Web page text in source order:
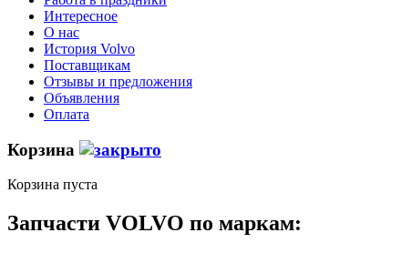
Интересное
О нас
История Volvo
Поставщикам
Отзывы и предложения
Объявления
Оплата
Корзина
Корзина пуста
Запчасти VOLVO по маркам: